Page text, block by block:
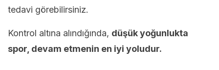
tedavi görebilirsiniz.
Kontrol altına alındığında, düşük yoğunlukta
spor, devam etmenin en iyi yoludur.